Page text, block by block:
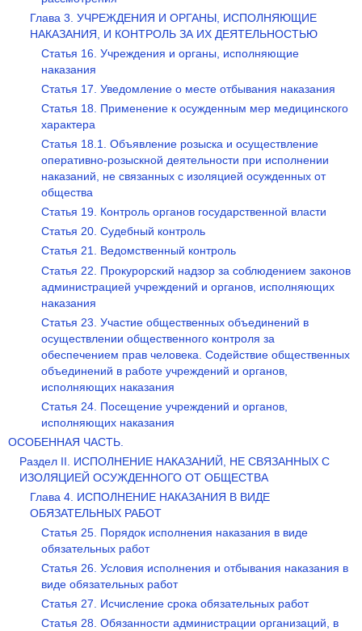
Глава 3. УЧРЕЖДЕНИЯ И ОРГАНЫ, ИСПОЛНЯЮЩИЕ
НАКАЗАНИЯ, И КОНТРОЛЬ ЗА ИХ ДЕЯТЕЛЬНОСТЬЮ
Статья 16. Учреждения и органы, исполняющие
наказания
Статья 17. Уведомление о месте отбывания наказания
Статья 18. Применение к осужденным мер медицинского
характера
Статья 18.1. Объявление розыска и осуществление
оперативно-розыскной деятельности при исполнении
наказаний, не связанных с изоляцией осужденных от
общества
Статья 19. Контроль органов государственной власти
Статья 20. Судебный контроль
Статья 21. Ведомственный контроль
Статья 22. Прокурорский надзор за соблюдением законов
администрацией учреждений и органов, исполняющих
наказания
Статья 23. Участие общественных объединений в
осуществлении общественного контроля за
обеспечением прав человека. Содействие общественных
объединений в работе учреждений и органов,
исполняющих наказания
Статья 24. Посещение учреждений и органов,
исполняющих наказания
ОСОБЕННАЯ ЧАСТЬ.
Раздел II. ИСПОЛНЕНИЕ НАКАЗАНИЙ, НЕ СВЯЗАННЫХ С
ИЗОЛЯЦИЕЙ ОСУЖДЕННОГО ОТ ОБЩЕСТВА
Глава 4. ИСПОЛНЕНИЕ НАКАЗАНИЯ В ВИДЕ
ОБЯЗАТЕЛЬНЫХ РАБОТ
Статья 25. Порядок исполнения наказания в виде
обязательных работ
Статья 26. Условия исполнения и отбывания наказания в
виде обязательных работ
Статья 27. Исчисление срока обязательных работ
Статья 28. Обязанности администрации организаций, в